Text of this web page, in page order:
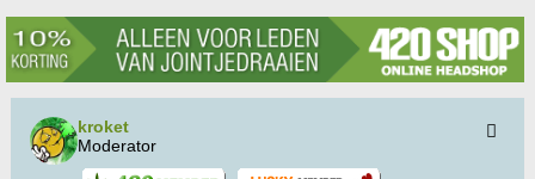
kroket
Moderator